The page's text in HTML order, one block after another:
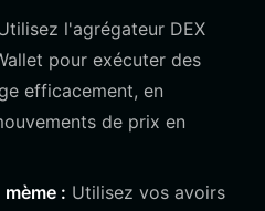
l'agrégateur DEX
pour exécuter des
efficacement, en
de prix en
: Utilisez vos avoirs